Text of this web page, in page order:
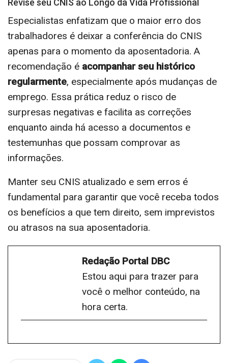
Revise seu CNIS ao Longo da Vida Profissional
Especialistas enfatizam que o maior erro dos
trabalhadores é deixar a conferência do CNIS
apenas para o momento da aposentadoria. A
recomendação é acompanhar seu histórico
regularmente, especialmente após mudanças de
emprego. Essa prática reduz o risco de
surpresas negativas e facilita as correções
enquanto ainda há acesso a documentos e
testemunhas que possam comprovar as
informações.
Manter seu CNIS atualizado e sem erros é
fundamental para garantir que você receba todos
os benefícios a que tem direito, sem imprevistos
ou atrasos na sua aposentadoria.
Redação Portal DBC
Estou aqui para trazer para
você o melhor conteúdo, na
hora certa.